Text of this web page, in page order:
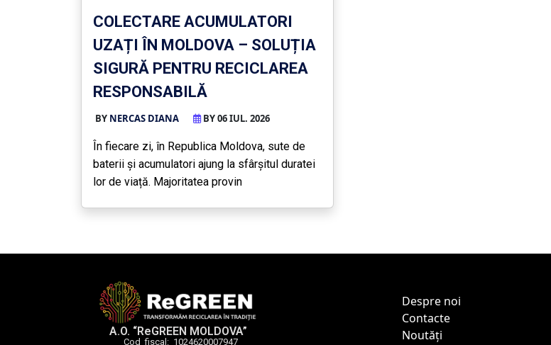
COLECTARE ACUMULATORI
UZAȚI ÎN MOLDOVA – SOLUȚIA
SIGURĂ PENTRU RECICLAREA
RESPONSABILĂ
BY NERCAS DIANA BY 06 IUL. 2026
În fiecare zi, în Republica Moldova, sute de
baterii și acumulatori ajung la sfârșitul duratei
lor de viață. Majoritatea provin
A.O. “ReGREEN MOLDOVA”
Cod fiscal: 1024620007947
Despre noi
Contacte
Noutăți